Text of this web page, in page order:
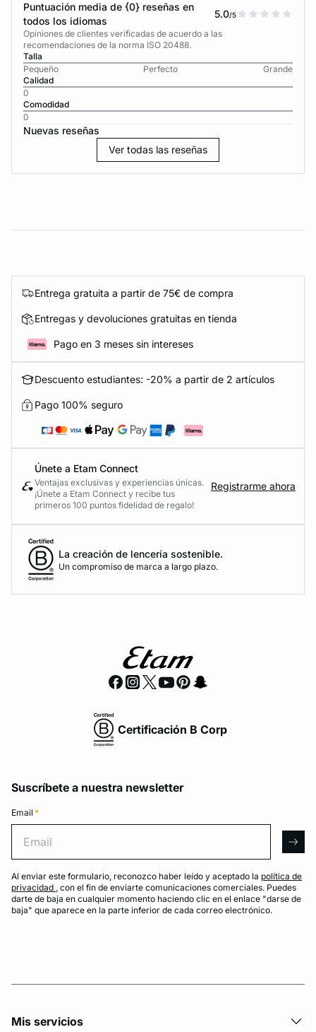
Puntuación media de {0} reseñas en
todos los idiomas
5.0/5
Opiniones de clientes verificadas de acuerdo a las
recomendaciones de la norma ISO 20488.
Talla
Pequeño
Perfecto
Grande
Calidad
0
Comodidad
0
Nuevas reseñas
Ver todas las reseñas
Entrega gratuita a partir de 75€ de compra
Entregas y devoluciones gratuitas en tienda
Pago en 3 meses sin intereses
Descuento estudiantes: -20% a partir de 2 artículos
Pago 100% seguro
Únete a Etam Connect
Ventajas exclusivas y experiencias únicas.
¡Únete a Etam Connect y recibe tus
primeros 100 puntos fidelidad de regalo!
Registrarme ahora
La creación de lencería sostenible.
Un compromiso de marca a largo plazo.
Certificación B Corp
Suscríbete a nuestra newsletter
Email *
Al enviar este formulario, reconozco haber leído y aceptado la política de
privacidad , con el fin de enviarte comunicaciones comerciales. Puedes
darte de baja en cualquier momento haciendo clic en el enlace "darse de
baja" que aparece en la parte inferior de cada correo electrónico.
Mis servicios